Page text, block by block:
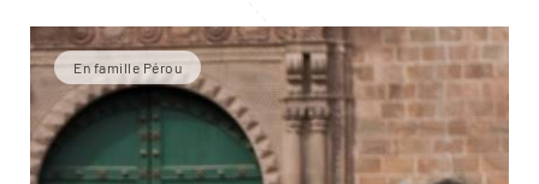
En famille Pérou